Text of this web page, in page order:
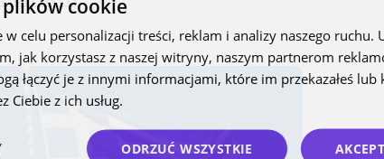
cookie
celu personalizacji treści, reklam i analizy naszego ruchu.
jak korzystasz z naszej witryny, naszym partnerom
łączyć je z innymi informacjami, które im przekazałeś lub
Ciebie z ich usług.
ODRZUĆ WSZYSTKIE